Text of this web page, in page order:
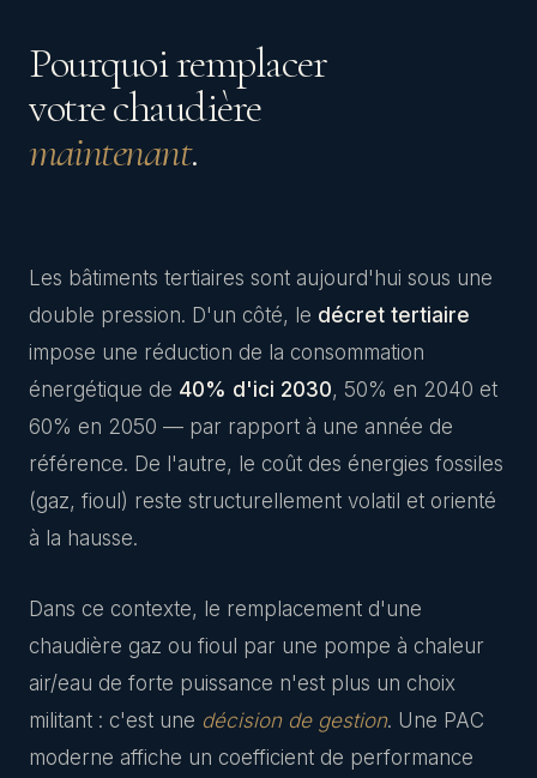
Pourquoi remplacer
votre chaudière
maintenant.
Les bâtiments tertiaires sont aujourd'hui sous une
double pression. D'un côté, le décret tertiaire
impose une réduction de la consommation
énergétique de 40% d'ici 2030, 50% en 2040 et
60% en 2050 — par rapport à une année de
référence. De l'autre, le coût des énergies fossiles
(gaz, fioul) reste structurellement volatil et orienté
à la hausse.
Dans ce contexte, le remplacement d'une
chaudière gaz ou fioul par une pompe à chaleur
air/eau de forte puissance n'est plus un choix
militant : c'est une décision de gestion. Une PAC
moderne affiche un coefficient de performance